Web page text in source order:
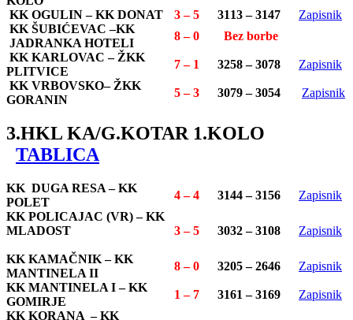
KK OGULIN – KK DONAT
3 – 5 3113 – 3147
Zapisnik
KK ŠUBIĆEVAC –KK
JADRANKA HOTELI
8 – 0
Bez borbe
KK KARLOVAC – ŽKK
PLITVICE
7 – 1 3258 – 3078
Zapisnik
KK VRBOVSKO– ŽKK
GORANIN
5 – 3 3079 – 3054 Zapisnik
3.HKL KA/G.KOTAR 1.KOLO
TABLICA
KK DUGA RESA – KK
POLET
4 – 4 3144 – 3156
Zapisnik
KK POLICAJAC (VR) – KK
MLADOST
3 – 5 3032 – 3108 Zapisnik
KK KAMAČNIK – KK
MANTINELA II
8 – 0 3205 – 2646
Zapisnik
KK MANTINELA I – KK
GOMIRJE
1 – 7 3161 – 3169
Zapisnik
KK KORANA – KK